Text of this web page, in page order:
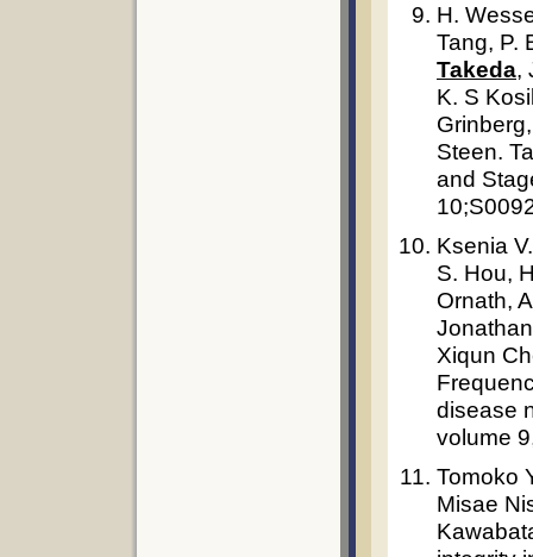
H.
Tang, P.
Takeda,
K. S
Steen.
and
Ksenia
S. Hou,
Ornath,
Xiqun
disease
volume
Tomoko
Misae